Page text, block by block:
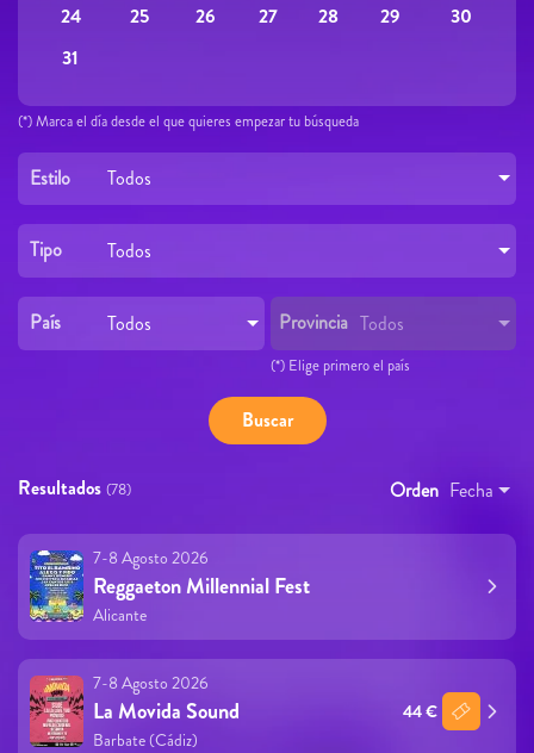
24
25 26 27 28 29
30
31
(*) Marca el día desde el que quieres empezar tu búsqueda
Estilo Todos
Tipo Todos
País Todos Provincia Todos
(*) Elige primero el país
Resultados (78) Orden Fecha
7-8 Agosto 2026
Reggaeton Millennial Fest
Alicante
7-8 Agosto 2026
La Movida Sound
Barbate (Cádiz)
44 €